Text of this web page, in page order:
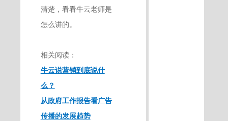
清楚，看看牛云老师是
怎么讲的。
相关阅读：
牛云说营销到底说什
么？
从政府工作报告看广告
传播的发展趋势